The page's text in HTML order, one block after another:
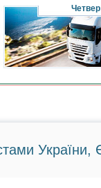
Четвер
України,